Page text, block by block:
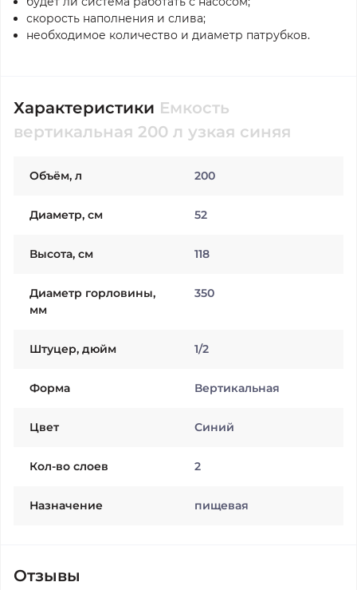
скорость наполнения и слива;
необходимое количество и диаметр патрубков.
Характеристики Емкость
вертикальная 200 л узкая синяя
Объём, л 200
Диаметр, см 52
Высота, см 118
Диаметр горловины,
мм
350
Штуцер, дюйм 1/2
Форма Вертикальная
Цвет Синий
Кол-во слоев 2
Назначение пищевая
Отзывы